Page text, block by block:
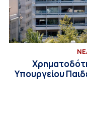
Υπουργείου